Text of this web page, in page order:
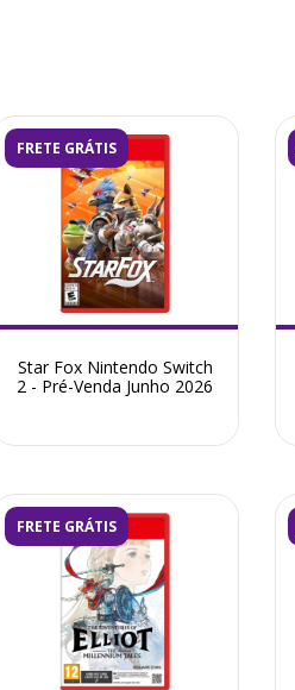
FRETE GRÁTIS
Star Fox Nintendo Switch
2 - Pré-Venda Junho 2026
FRETE GRÁTIS